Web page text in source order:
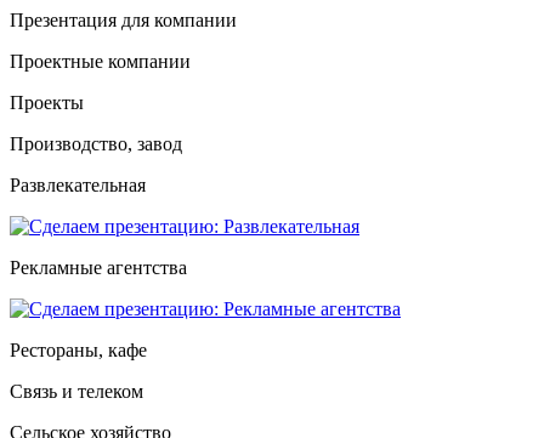
Презентация для компании
Проектные компании
Проекты
Производство, завод
Развлекательная
Рекламные агентства
Рестораны, кафе
Связь и телеком
Сельское хозяйство